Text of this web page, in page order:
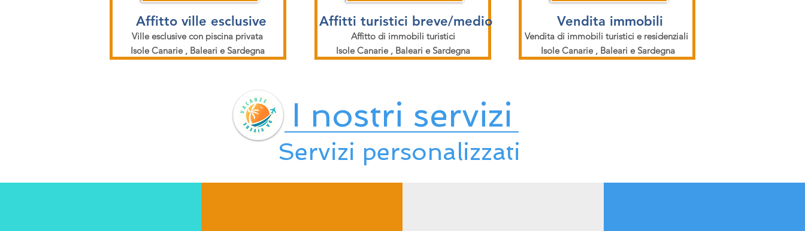
Affitto ville esclusive
Ville esclusive con piscina privata
Isole Canarie , Baleari e Sardegna
Affitti turistici breve/medio
Affitto di immobili turistici
Isole Canarie , Baleari e Sardegna
Vendita immobili
Vendita di immobili turistici e residenziali
Isole Canarie , Baleari e Sardegna
I nostri servizi
Servizi personalizzati